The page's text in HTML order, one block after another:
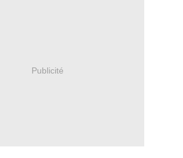
Publicité